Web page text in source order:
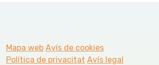
Mapa web Avís de cookies
Política de privacitat Avís legal